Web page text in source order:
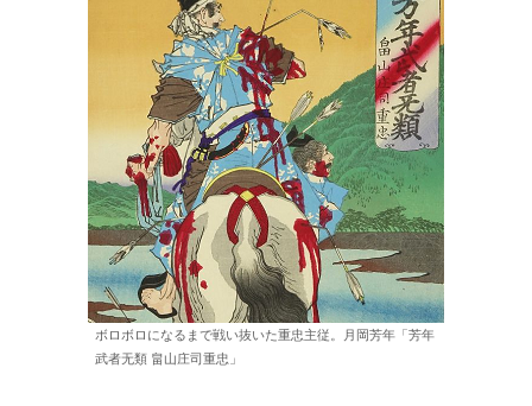
ボロボロになるまで戦い抜いた重忠主従。月岡芳年「芳年
武者无類 畠山庄司重忠」